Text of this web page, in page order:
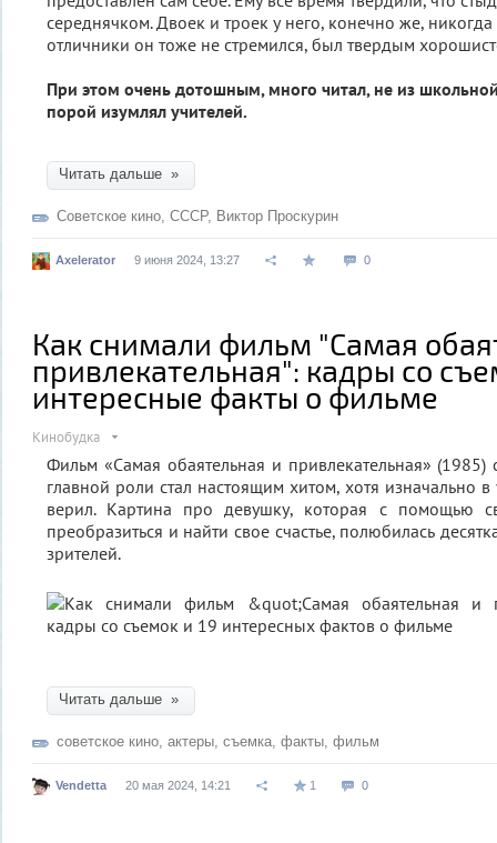
середнячком. Двоек и троек у него, конечно же,
отличники он тоже не стремился, был твердым
При этом очень дотошным, много читал, не из
порой изумлял учителей.
Читать дальше »
Советское кино, СССР, Виктор Проскурин
Axelerator 9 июня 2024, 13:27 0
Как снимали фильм "Самая
привлекательная": кадры со
интересные факты о фильме
Кинобудка
Фильм «Самая обаятельная и привлекательная»
главной роли стал настоящим хитом, хотя изначально
верил. Картина про девушку, которая с помощью
преобразиться и найти свое счастье, полюбилась
зрителей.
Читать дальше »
советское кино, актеры, съемка, факты, фильм
Vendetta 20 мая 2024, 14:21 1 0